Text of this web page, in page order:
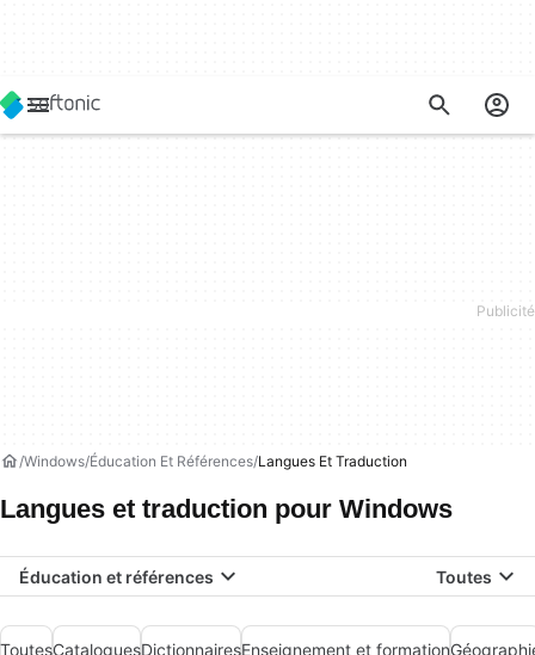
Windows Éducation Et Références Langues Et Traduction
Langues et traduction pour Windows
Éducation et références Toutes
ToutesCataloguesDictionnairesEnseignement et formation